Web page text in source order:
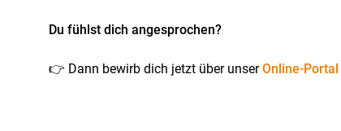
Du fühlst dich angesprochen?
👉 Dann bewirb dich jetzt über unserOnline-Portal